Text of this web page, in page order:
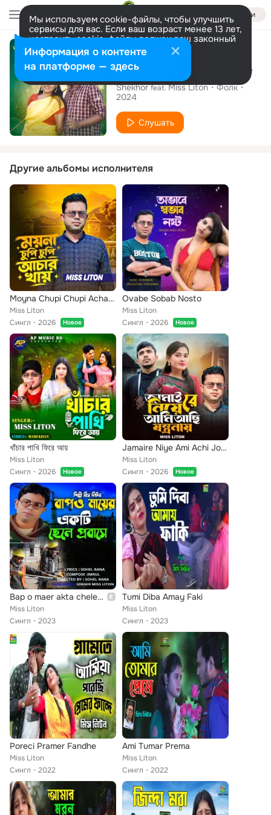
Войти
Мы используем cookie-файлы, чтобы улучшить
сервисы для вас. Если ваш возраст менее 13 лет,
настроить cookie-файлы должен ваш законный
представитель. Больше информации
Разрешить все Настроить
Сингл
Amar Moner Pukure
Shekhor feat. Miss Liton
Фолк
2024
Слушать
Другие альбомы исполнителя
Moyna Chupi Chupi Achar Khai
Miss Liton
Сингл
2026 Новое
Ovabe Sobab Nosto
Miss Liton
Сингл
2026 Новое
খাঁচার পাখি ফিরে আয়
Miss Liton
Сингл
2026 Новое
Jamaire Niye Ami Achi Jontronai
Miss Liton
Сингл
2026 Новое
Bap o maer akta chele probase
Miss Liton
Сингл
2023
Tumi Diba Amay Faki
Miss Liton
Сингл
2023
Poreci Pramer Fandhe
Miss Liton
Сингл
2022
Ami Tumar Prema
Miss Liton
Сингл
2022
Информация о контенте
на платформе — здесь